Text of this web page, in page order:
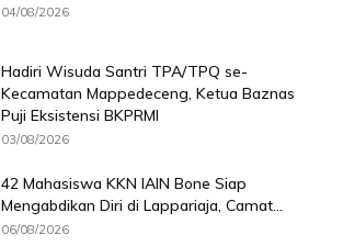
04/08/2026
Hadiri Wisuda Santri TPA/TPQ se-
Kecamatan Mappedeceng, Ketua Baznas
Puji Eksistensi BKPRMI
03/08/2026
42 Mahasiswa KKN IAIN Bone Siap
Mengabdikan Diri di Lappariaja, Camat...
06/08/2026